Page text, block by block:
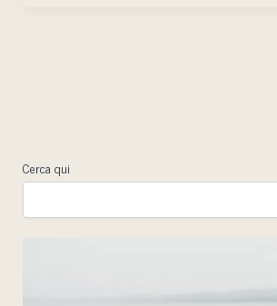
Cerca qui